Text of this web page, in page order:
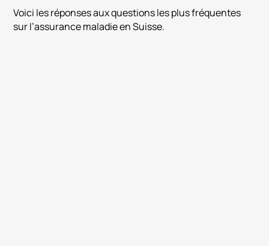
Voici les réponses aux questions les plus fréquentes
sur l’assurance maladie en Suisse.